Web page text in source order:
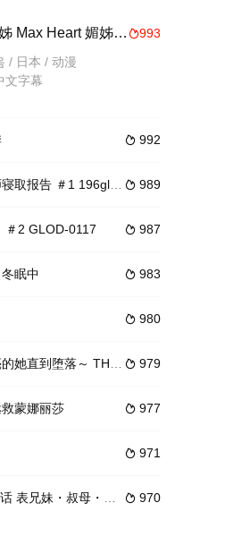
子却突
男主體弱多病，特來下蛋給男主吃，男
993
痴女姊姊 Max Heart 媚姊诱淫家庭餐厅风・更纱 h_357acpdp1047
/ 日本 / 动漫
文字幕
 992
 989
报告 ＃1 196glod0148
 987
＃2 GLOD-0117
 983
眠中
 980
 979
落～ THE ANIMATION 第2卷
 977
蒙娜丽莎
 971
 970
～灰原家的血族～ h_234acmdp1034